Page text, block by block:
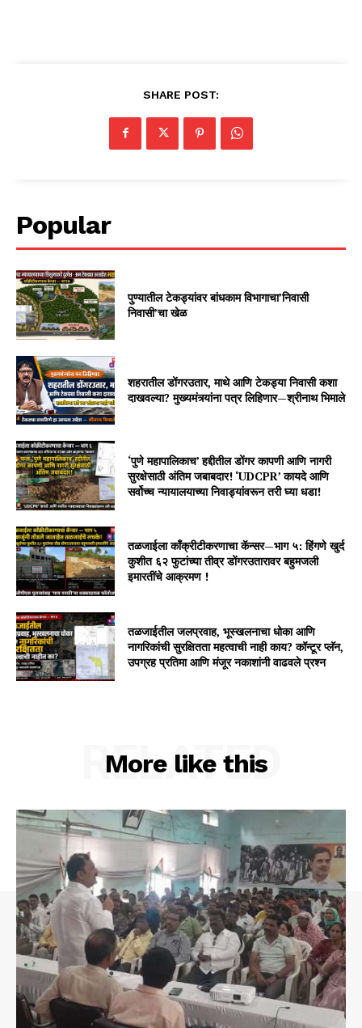
SHARE POST:
Popular
पुण्यातील टेकड्यांवर बांधकाम विभागाचा’निवासी
निवासी’चा खेळ
शहरातील डोंगरउतार, माथे आणि टेकड्या निवासी कशा
दाखवल्या? मुख्यमंत्र्यांना पत्र लिहिणार—श्रीनाथ भिमाले
‘पुणे महापालिकाच’ हद्दीतील डोंगर कापणी आणि नागरी
सुरक्षेसाठी अंतिम जबाबदार! ‘UDCPR’ कायदे आणि
सर्वोच्च न्यायालयाच्या निवाड्यांवरून तरी घ्या धडा!
तळजाईला काँक्रीटीकरणाचा कॅन्सर—भाग ५: हिंगणे खुर्द
कुशीत ६२ फुटांच्या तीव्र डोंगरउतारावर बहुमजली
इमारतींचे आक्रमण !
तळजाईतील जलप्रवाह, भूस्खलनाचा धोका आणि
नागरिकांची सुरक्षितता महत्वाची नाही काय? कॉन्टूर प्लॅन,
उपग्रह प्रतिमा आणि मंजूर नकाशांनी वाढवले प्रश्न
More like this
RELATED